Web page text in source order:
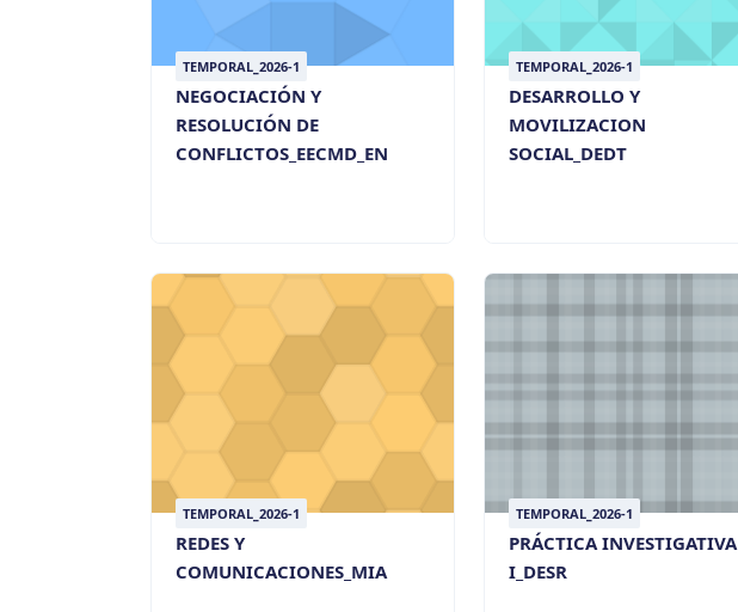
TEMPORAL_2026-1
NEGOCIACIÓN Y
RESOLUCIÓN DE
CONFLICTOS_EECMD_EN
TEMPORAL_2026-1
DESARROLLO Y
MOVILIZACION
SOCIAL_DEDT
TEMPORAL_2026-1
REDES Y
COMUNICACIONES_MIA
TEMPORAL_2026-1
PRÁCTICA INVESTIGATIVA
I_DESR